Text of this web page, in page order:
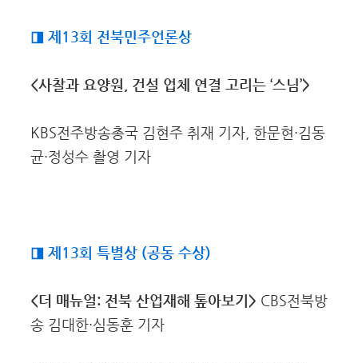
◨ 제13회 전북민주언론상
<사찰과 요양원, 건설 업체 연결 고리는 ‘스님’>
KBS전주방송총국 김현주 취재 기자, 한문현·김동
균·정성수 촬영 기자
◨ 제13회 특별상 (공동 수상)
<더 매뉴얼: 전북 산업재해 톺아보기> CBS전북방
송 김대한·심동훈 기자